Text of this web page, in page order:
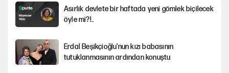
Asırlık devlete bir haftada yeni gömlek biçilecek
öyle mi?!..
Erdal Beşikçioğlu'nun kızı babasının
tutuklanmasının ardından konuştu